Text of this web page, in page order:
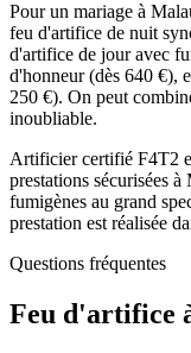
Pour un mariage à
feu d'artifice de nuit
d'artifice de jour avec
d'honneur (dès 640 €),
250 €). On peut
inoubliable.
Artificier certifié F4T2
prestations sécurisées
fumigènes au grand
prestation est réalisée
Questions fréquentes
Feu d'artifice